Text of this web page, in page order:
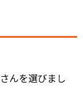
んを選びまし